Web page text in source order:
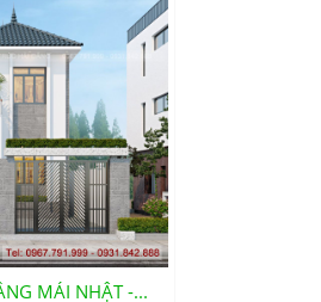
MÁI NHẬT -...